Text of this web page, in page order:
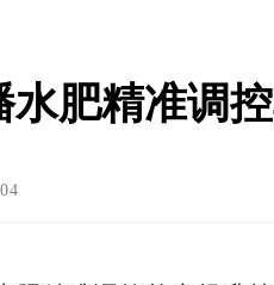
肥精准调